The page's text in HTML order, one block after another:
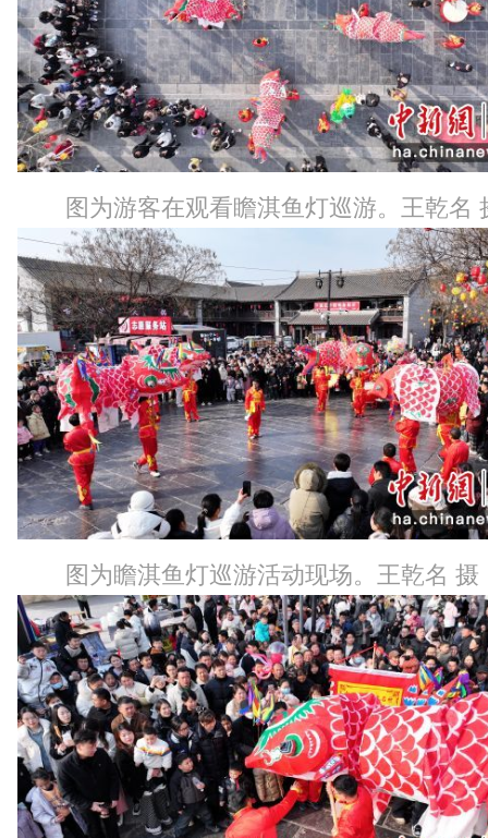
图为游客在观看瞻淇鱼灯巡游。王乾名
图为瞻淇鱼灯巡游活动现场。王乾名 摄